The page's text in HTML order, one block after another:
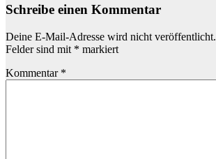
Schreibe einen Kommentar
Deine E-Mail-Adresse wird nicht veröffentlicht.
Felder sind mit * markiert
Kommentar *